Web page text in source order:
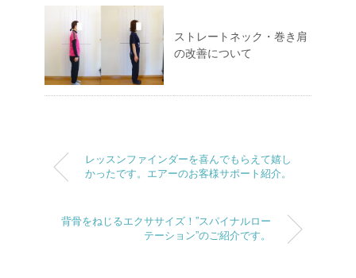
ストレートネック・巻き肩
の改善について
レッスンファインダーを喜んでもらえて嬉し
かったです。エアーのお客様サポート紹介。
背骨をねじるエクササイズ！”スパイナルロー
テーション”のご紹介です。